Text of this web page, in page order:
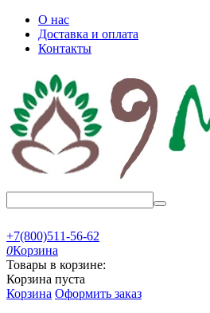
О нас
Доставка и оплата
Контакты
+7(800)511-56-62
0Корзина
Товары в корзине:
Корзина пуста
Корзина Оформить заказ